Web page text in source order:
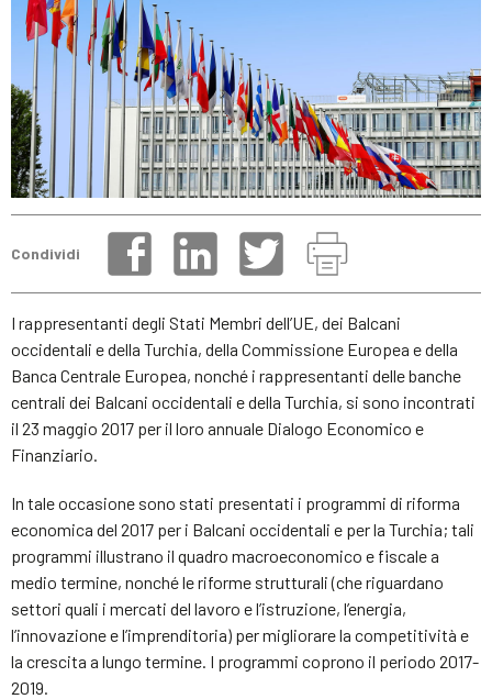
Condividi
I rappresentanti degli Stati Membri dell’UE, dei Balcani
occidentali e della Turchia, della Commissione Europea e della
Banca Centrale Europea, nonché i rappresentanti delle banche
centrali dei Balcani occidentali e della Turchia, si sono incontrati
il 23 maggio 2017 per il loro annuale Dialogo Economico e
Finanziario.
In tale occasione sono stati presentati i programmi di riforma
economica del 2017 per i Balcani occidentali e per la Turchia; tali
programmi illustrano il quadro macroeconomico e fiscale a
medio termine, nonché le riforme strutturali (che riguardano
settori quali i mercati del lavoro e l’istruzione, l’energia,
l’innovazione e l’imprenditoria) per migliorare la competitività e
la crescita a lungo termine. I programmi coprono il periodo 2017-
2019.